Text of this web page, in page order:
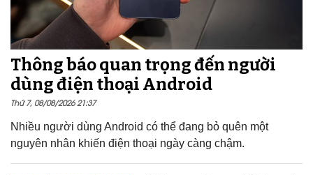
Thông báo quan trọng đến người
dùng điện thoại Android
Thứ 7, 08/08/2026 21:37
Nhiều người dùng Android có thể đang bỏ quên một
nguyên nhân khiến điện thoại ngày càng chậm.